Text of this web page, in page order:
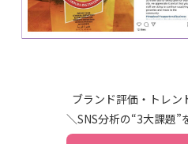
ブランド評価・トレン
＼SNS分析の“3大課題